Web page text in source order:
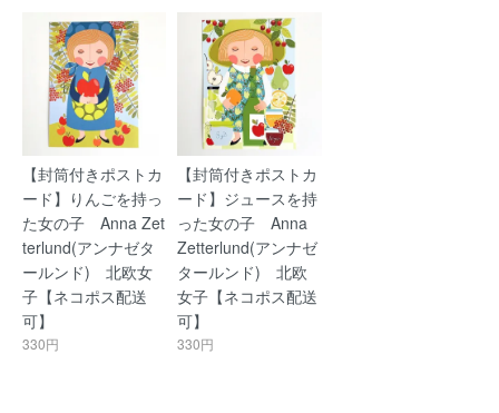
【封筒付きポストカ
ード】りんごを持っ
た女の子 Anna Zet
terlund(アンナゼタ
ールンド) 北欧女
子【ネコポス配送
可】
330円
【封筒付きポストカ
ード】ジュースを持
った女の子 Anna
Zetterlund(アンナゼ
タールンド) 北欧
女子【ネコポス配送
可】
330円